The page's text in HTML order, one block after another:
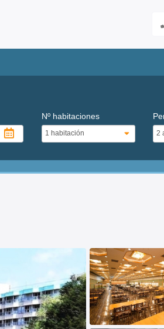
Nº habitaciones